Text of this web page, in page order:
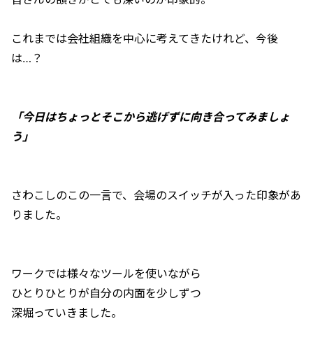
これまでは会社組織を中心に考えてきたけれど、今後
は…？
「今日はちょっとそこから逃げずに向き合ってみましょ
う」
さわこしのこの一言で、会場のスイッチが入った印象があ
りました。
ワークでは様々なツールを使いながら
ひとりひとりが自分の内面を少しずつ
深堀っていきました。